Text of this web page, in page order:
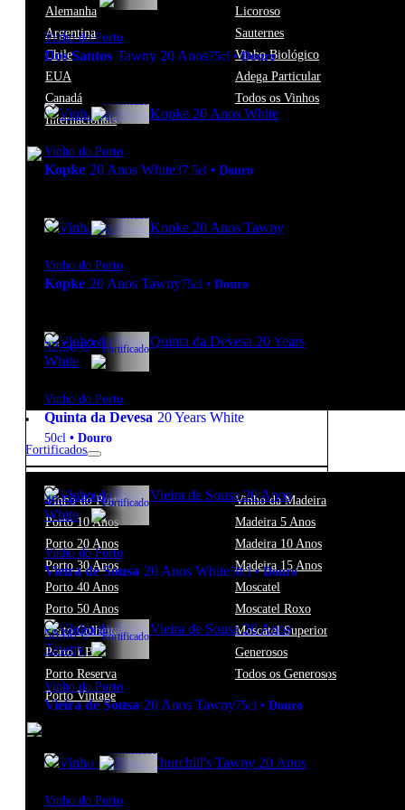
Alemanha
Argentina
Chile
EUA
Canadá
Internacionais
Licoroso
Sauternes
Vinho Biológico
Adega Particular
Todos os Vinhos
Fortificados
Vinho do Porto
Porto 10 Anos
Porto 20 Anos
Porto 30 Anos
Porto 40 Anos
Porto 50 Anos
Porto Colheita
Porto LBV
Porto Reserva
Porto Vintage
Vinho da Madeira
Madeira 5 Anos
Madeira 10 Anos
Madeira 15 Anos
Moscatel
Moscatel Roxo
Moscatel Superior
Generosos
Todos os Generosos
Vinho do Porto
Dos Santos Tawny 20 Anos75cl •Douro
44,00€ Fortificado
Vinho do Porto
Kopke 20 Anos White37.5cl • Douro
Fortificado
Vinho do Porto
Kopke 20 Anos Tawny75cl • Douro
32,50€20ºFortificado
Vinho do Porto
Quinta da Devesa 20 Years White
50cl • Douro
49,50€20ºFortificado
Vinho do Porto
Vieira de Sousa 20 Anos White50cl•Douro
58,00€20ºFortificado
Vinho do Porto
Vieira de Sousa 20 Anos Tawny75cl • Douro
Fortificado
Vinho do Porto